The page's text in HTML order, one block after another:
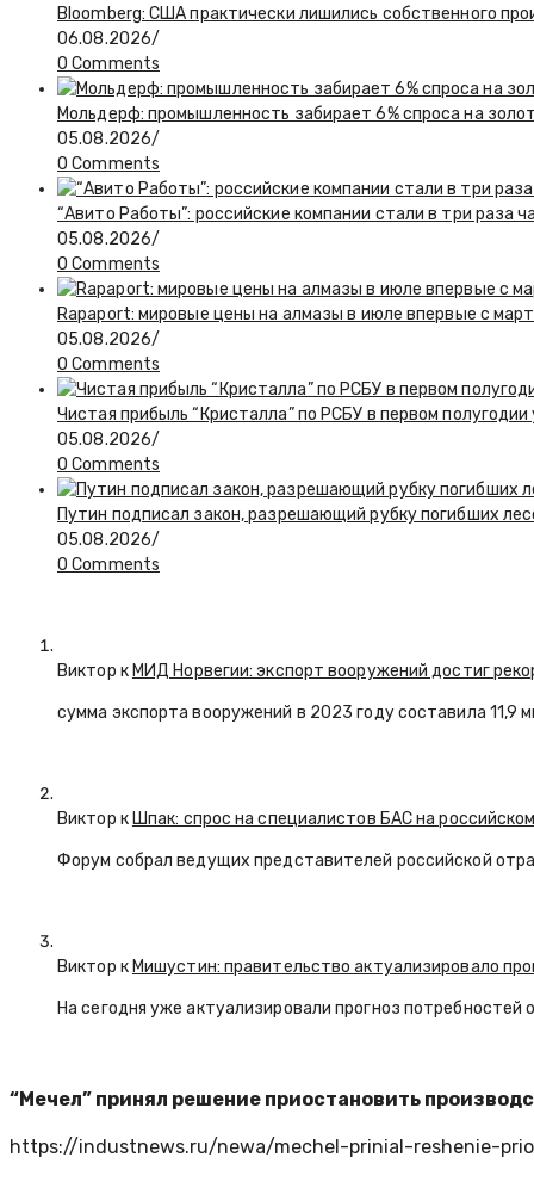
Bloomberg: США практически лишились собственного
06.08.2026/
0 Comments
Мольдерф: промышленность забирает 6% спроса на
05.08.2026/
0 Comments
“Авито Работы”: российские компании стали в три раза
05.08.2026/
0 Comments
Rapaport: мировые цены на алмазы в июле впервые с
05.08.2026/
0 Comments
Чистая прибыль “Кристалла” по РСБУ в первом полугодии
05.08.2026/
0 Comments
Путин подписал закон, разрешающий рубку погибших
05.08.2026/
0 Comments
Виктор кМИД Норвегии: экспорт вооружений достиг
сумма экспорта вооружений в 2023 году составила 11,9
Виктор кШпак: спрос на специалистов БАС на
Форум собрал ведущих представителей российской
Виктор кМишустин: правительство актуализировало
На сегодня уже актуализировали прогноз
“Мечел” принял решение приостановить
https://industnews.ru/newa/mechel-prinial-reshenie-